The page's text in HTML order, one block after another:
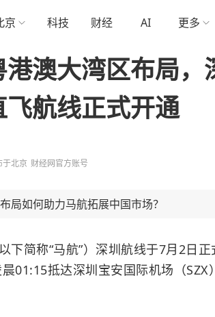
京 科技 财经 AI 更多
港澳大湾区布局
飞航线正式开通
于北京 财经网官方账号
局如何助力马航拓展中国市场？
下简称“马航”）深圳航线于7月2日
01:15抵达深圳宝安国际机场（SZX